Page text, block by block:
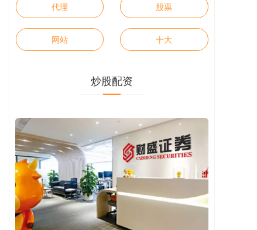
代理 股票
网站 十大
炒股配资